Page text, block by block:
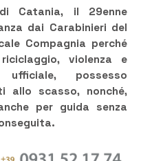
Catania, il 29enne
dai Carabinieri del
Compagnia perché
violenza e
possesso
allo scasso, nonché,
per guida senza